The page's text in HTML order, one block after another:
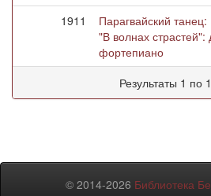
1911
Парагвайский
"В волнах страстей":
фортепиано
Результаты 1 по
© 2014-2026 Библиотека